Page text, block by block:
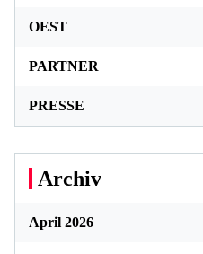
OEST
PARTNER
PRESSE
Archiv
April 2026